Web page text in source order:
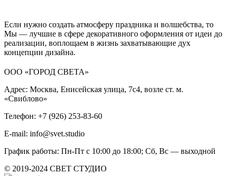
Если нужно создать атмосферу праздника и волшебства, то
Мы — лучшие в сфере декоративного оформления от идеи до
реализации, воплощаем в жизнь захватывающие дух
концепции дизайна.
ООО «ГОРОД СВЕТА»
Адрес: Москва, Енисейская улица, 7с4, возле ст. м.
«Свиблово»
Телефон: +7 (926) 253-83-60
E-mail: info@svet.studio
График работы: Пн-Пт с 10:00 до 18:00; Сб, Вс — выходной
© 2019-2024 СВЕТ СТУДИО